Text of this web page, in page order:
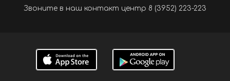
Звоните в наш контакт центр 8 (3952) 223-223